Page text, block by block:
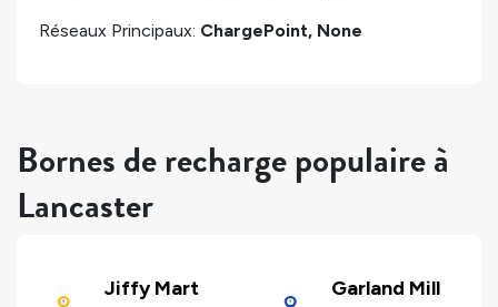
Réseaux Principaux: ChargePoint, None
Bornes de recharge populaire à
Lancaster
Jiffy Mart Garland Mill